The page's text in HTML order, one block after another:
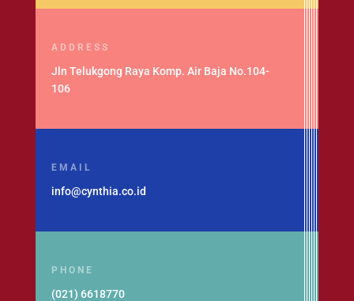
ADDRESS
Jln Telukgong Raya Komp. Air Baja No.104-
106
EMAIL
info@cynthia.co.id
PHONE
(021) 6618770